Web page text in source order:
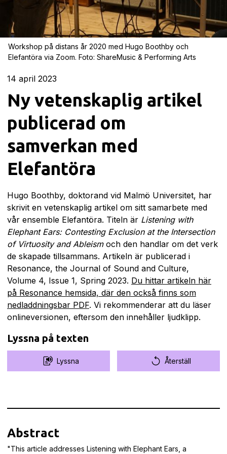
Workshop på distans år 2020 med Hugo Boothby och
Elefantöra via Zoom. Foto: ShareMusic & Performing Arts
14 april 2023
Ny vetenskaplig artikel
publicerad om
samverkan med
Elefantöra
Hugo Boothby, doktorand vid Malmö Universitet, har
skrivit en vetenskaplig artikel om sitt samarbete med
vår ensemble Elefantöra. Titeln är Listening with
Elephant Ears: Contesting Exclusion at the Intersection
of Virtuosity and Ableism och den handlar om det verk
de skapade tillsammans. Artikeln är publicerad i
Resonance, the Journal of Sound and Culture,
Volume 4, Issue 1, Spring 2023. Du hittar artikeln här
på Resonance hemsida, där den också finns som
nedladdningsbar PDF. Vi rekommenderar att du läser
onlineversionen, eftersom den innehåller ljudklipp.
Lyssna på texten
Lyssna Återställ
Abstract
"This article addresses Listening with Elephant Ears, a